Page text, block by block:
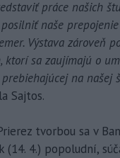
práce našich
naše
Výstava zároveň
ktorí sa zaujímajú o
na našej
Sajtos.
tvorbou sa v
(14. 4.) popoludní,